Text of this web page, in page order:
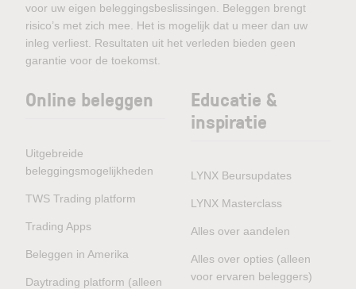
voor uw eigen beleggingsbeslissingen. Beleggen brengt
risico’s met zich mee. Het is mogelijk dat u meer dan uw
inleg verliest. Resultaten uit het verleden bieden geen
garantie voor de toekomst.
Online beleggen
Uitgebreide
beleggingsmogelijkheden
TWS Trading platform
Trading Apps
Beleggen in Amerika
Daytrading platform (alleen
Educatie &
inspiratie
LYNX Beursupdates
LYNX Masterclass
Alles over aandelen
Alles over opties (alleen
voor ervaren beleggers)